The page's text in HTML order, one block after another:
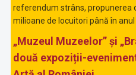
referendum strâns, propunerea
milioane de locuitori până în anul
„Muzeul Muzeelor” și
două expoziții-